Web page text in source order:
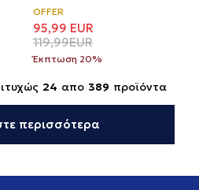
OFFER
95,99 EUR
119,99EUR
Έκπτωση 20%
24 απο 389 προϊόντα
περισσότερα